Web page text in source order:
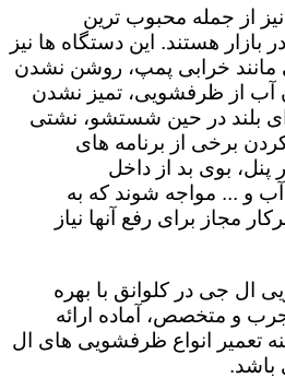
از جمله محبوب ترین
هستند. این دستگاه ها نیز
خرابی پمپ، روشن نشدن
آب از ظرفشویی، تمیز نشدن
بلند در حین شستشو، نشتی
برخی از برنامه های
بوی بد از داخل
و ... مواجه شوند که به
مجاز برای رفع آنها نیاز
ال جی در کلوانق با بهره
و متخصص، آماده ارائه
تعمیر انواع ظرفشویی های ال
باشد.